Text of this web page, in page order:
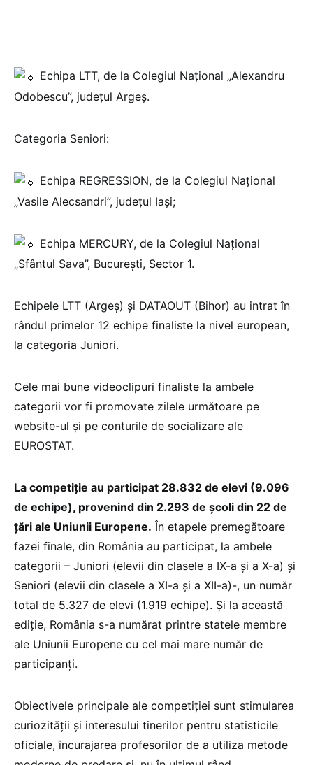
Echipa LTT, de la Colegiul Naţional „Alexandru
Odobescu”, județul Argeș.
Categoria Seniori:
Echipa REGRESSION, de la Colegiul Național
„Vasile Alecsandri”, județul Iași;
Echipa MERCURY, de la Colegiul Național
„Sfântul Sava”, București, Sector 1.
Echipele LTT (Argeș) și DATAOUT (Bihor) au intrat în
rândul primelor 12 echipe finaliste la nivel european,
la categoria Juniori.
Cele mai bune videoclipuri finaliste la ambele
categorii vor fi promovate zilele următoare pe
website-ul şi pe conturile de socializare ale
EUROSTAT.
La competiție au participat 28.832 de elevi (9.096
de echipe), provenind din 2.293 de școli din 22 de
țări ale Uniunii Europene. În etapele premegătoare
fazei finale, din România au participat, la ambele
categorii – Juniori (elevii din clasele a IX-a și a X-a) și
Seniori (elevii din clasele a XI-a și a XII-a)-, un număr
total de 5.327 de elevi (1.919 echipe). Și la această
ediție, România s-a numărat printre statele membre
ale Uniunii Europene cu cel mai mare număr de
participanți.
Obiectivele principale ale competiţiei sunt stimularea
curiozității și interesului tinerilor pentru statisticile
oficiale, încurajarea profesorilor de a utiliza metode